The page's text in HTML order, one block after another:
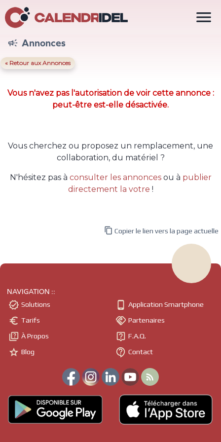
 Annonces
« Retour aux Annonces
Vous n'avez pas l'autorisation de voir cette annonce :
peut-être est-elle désactivée.
Vous cherchez ou proposez un remplacement, une
collaboration, du matériel ?
N'hésitez pas à consulter les annoncesou à publier
directement la votre !

 Copier le lien vers la page actuelle
NAVIGATION ::
 Solutions
 Tarifs
 À Propos
 Blog
 Application Smartphone
 Partenaires
 F.A.Q.
 Contact
